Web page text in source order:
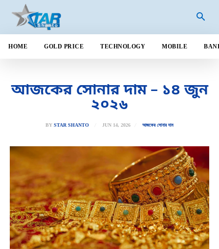
HOME GOLD PRICE TECHNOLOGY MOBILE
আজকের সোনার দাম – ১৪ জুন
২০২৬
BY STAR SHANTO JUN 14, 2026 আজকের সোনার দাম